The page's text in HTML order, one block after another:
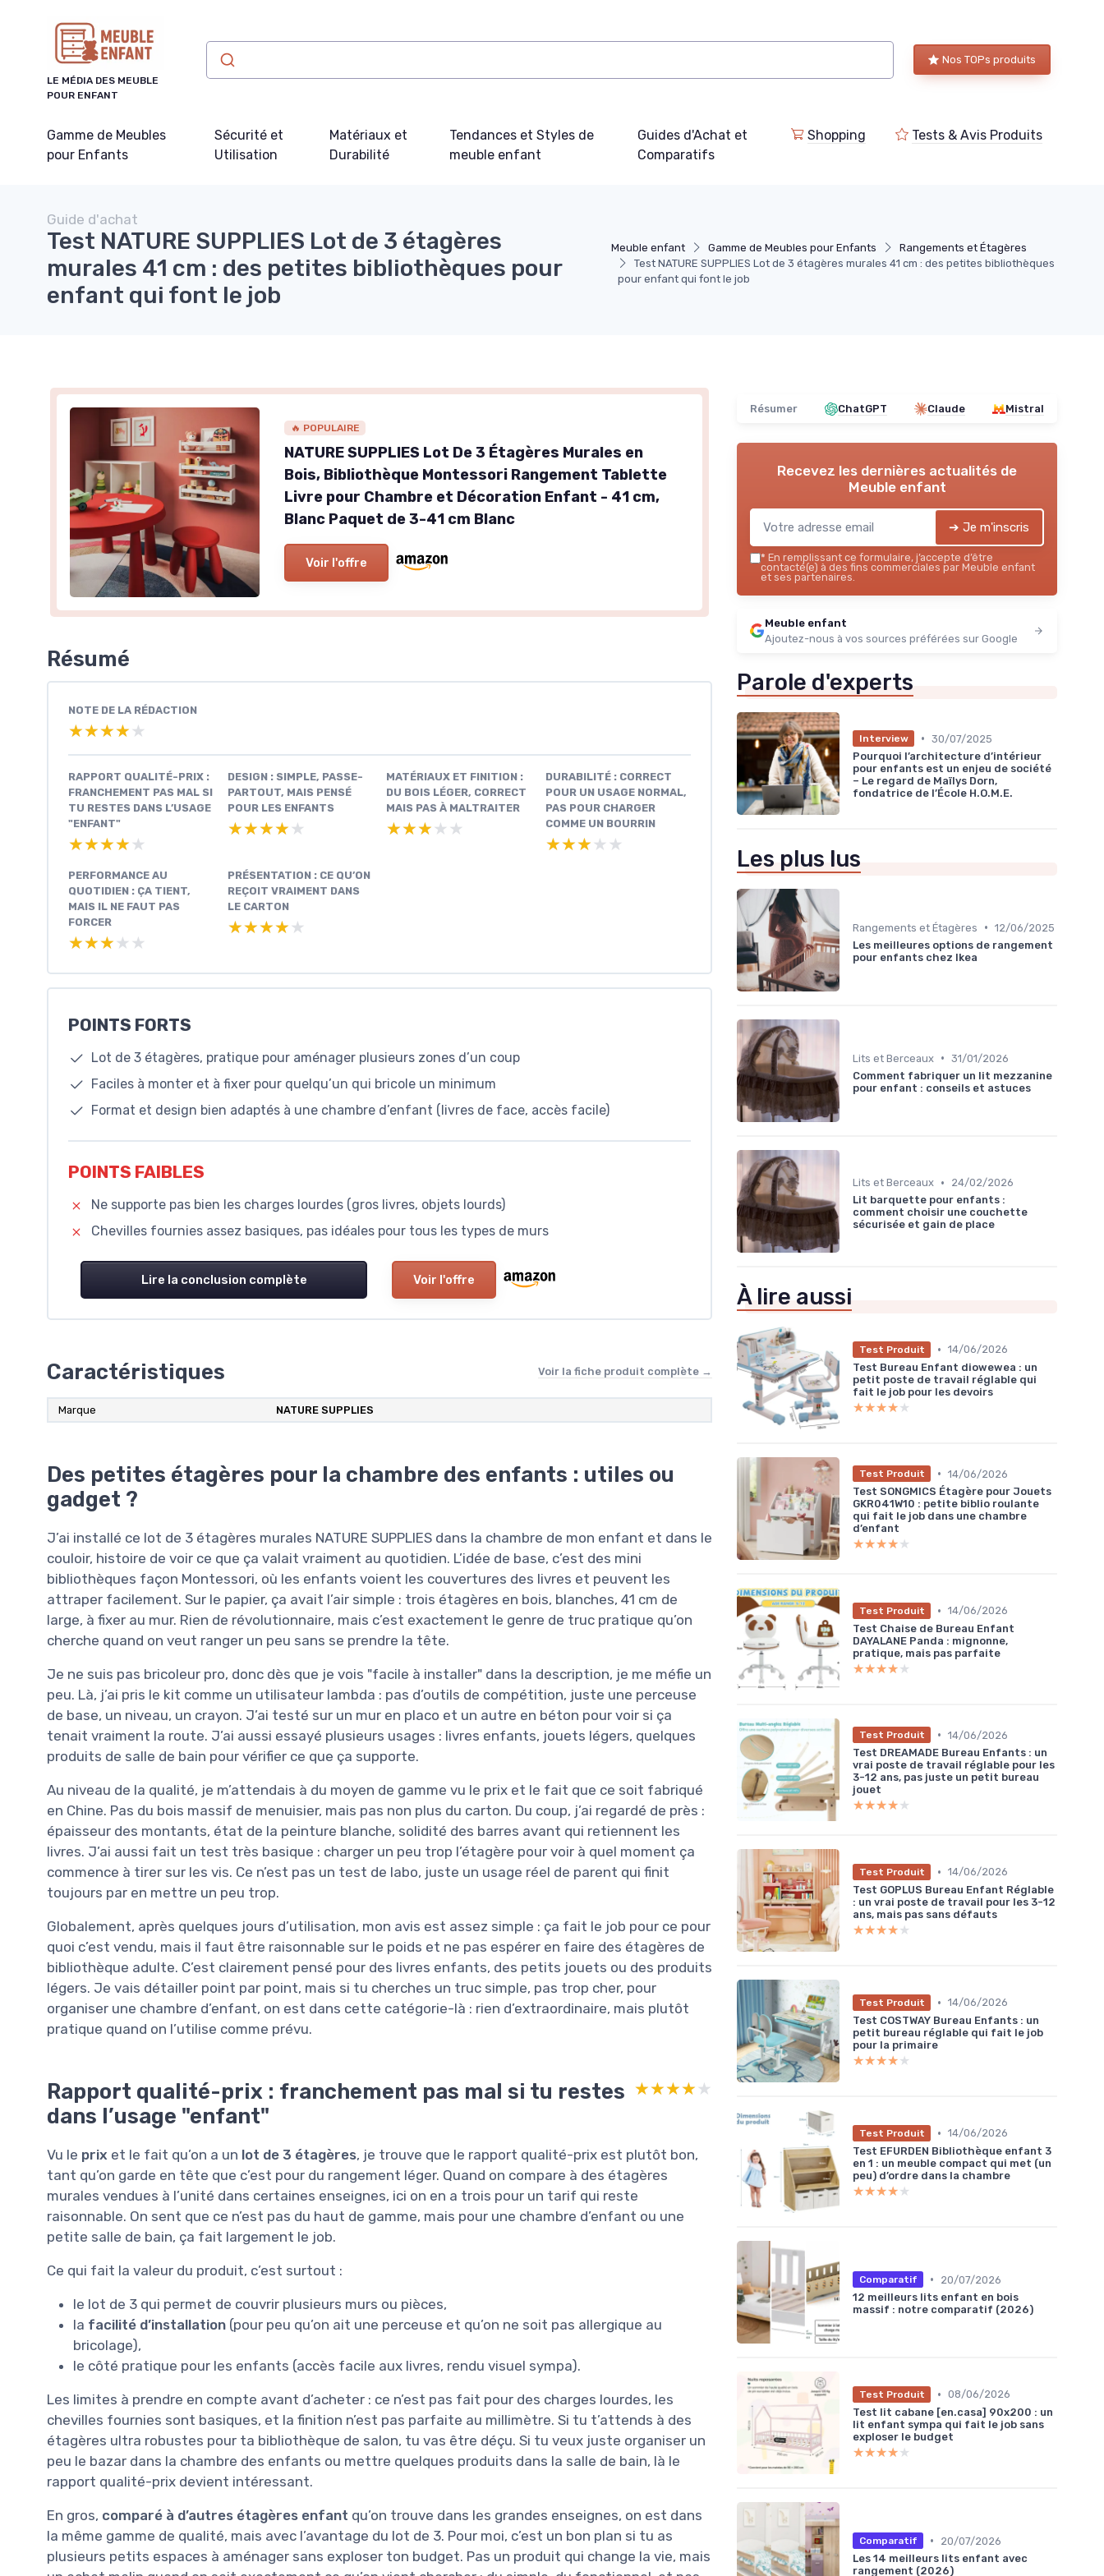
LE MÉDIA DES MEUBLE
POUR ENFANT
Nos TOPs produits
Gamme de Meubles
pour Enfants
Sécurité et
Utilisation
Matériaux et
Durabilité
Tendances et Styles de
meuble enfant
Guides d'Achat et
Comparatifs
Shopping Tests & Avis Produits
Meuble enfant Gamme de Meubles pour Enfants
Rangements et Étagères
Test NATURE SUPPLIES Lot de 3 étagères murales 41 cm : des petites bibliothèques
pour enfant qui font le job
Guide d'achat
Test NATURE SUPPLIES Lot de 3 étagères
murales 41 cm : des petites bibliothèques pour
enfant qui font le job
🔥 POPULAIRE
NATURE SUPPLIES Lot De 3 Étagères Murales en
Bois, Bibliothèque Montessori Rangement Tablette
Livre pour Chambre et Décoration Enfant - 41 cm,
Blanc Paquet de 3-41 cm Blanc
Voir l'offre
Résumé
NOTE DE LA RÉDACTION
★★★★★
★★★★★
RAPPORT QUALITÉ-PRIX :
FRANCHEMENT PAS MAL SI
TU RESTES DANS L’USAGE
"ENFANT"
★★★★★
★★★★★
DESIGN : SIMPLE, PASSE-
PARTOUT, MAIS PENSÉ
POUR LES ENFANTS
★★★★★
★★★★★
MATÉRIAUX ET FINITION :
DU BOIS LÉGER, CORRECT
MAIS PAS À MALTRAITER
★★★★★
★★★★★
DURABILITÉ : CORRECT
POUR UN USAGE NORMAL,
PAS POUR CHARGER
COMME UN BOURRIN
★★★★★
★★★★★
PERFORMANCE AU
QUOTIDIEN : ÇA TIENT,
MAIS IL NE FAUT PAS
FORCER
★★★★★
★★★★★
PRÉSENTATION : CE QU’ON
REÇOIT VRAIMENT DANS
LE CARTON
★★★★★
★★★★★
POINTS FORTS
Lot de 3 étagères, pratique pour aménager plusieurs zones d’un coup
Faciles à monter et à fixer pour quelqu’un qui bricole un minimum
Format et design bien adaptés à une chambre d’enfant (livres de face, accès facile)
POINTS FAIBLES
Ne supporte pas bien les charges lourdes (gros livres, objets lourds)
Chevilles fournies assez basiques, pas idéales pour tous les types de murs
Lire la conclusion complète Voir l'offre
Caractéristiques Voir la fiche produit complète →
Marque NATURE SUPPLIES
Des petites étagères pour la chambre des enfants : utiles ou
gadget ?
J’ai installé ce lot de 3 étagères murales NATURE SUPPLIES dans la chambre de mon enfant et dans le
couloir, histoire de voir ce que ça valait vraiment au quotidien. L’idée de base, c’est des mini
bibliothèques façon Montessori, où les enfants voient les couvertures des livres et peuvent les
attraper facilement. Sur le papier, ça avait l’air simple : trois étagères en bois, blanches, 41 cm de
large, à fixer au mur. Rien de révolutionnaire, mais c’est exactement le genre de truc pratique qu’on
cherche quand on veut ranger un peu sans se prendre la tête.
Je ne suis pas bricoleur pro, donc dès que je vois "facile à installer" dans la description, je me méfie un
peu. Là, j’ai pris le kit comme un utilisateur lambda : pas d’outils de compétition, juste une perceuse
de base, un niveau, un crayon. J’ai testé sur un mur en placo et un autre en béton pour voir si ça
tenait vraiment la route. J’ai aussi essayé plusieurs usages : livres enfants, jouets légers, quelques
produits de salle de bain pour vérifier ce que ça supporte.
Au niveau de la qualité, je m’attendais à du moyen de gamme vu le prix et le fait que ce soit fabriqué
en Chine. Pas du bois massif de menuisier, mais pas non plus du carton. Du coup, j’ai regardé de près :
épaisseur des montants, état de la peinture blanche, solidité des barres avant qui retiennent les
livres. J’ai aussi fait un test très basique : charger un peu trop l’étagère pour voir à quel moment ça
commence à tirer sur les vis. Ce n’est pas un test de labo, juste un usage réel de parent qui finit
toujours par en mettre un peu trop.
Globalement, après quelques jours d’utilisation, mon avis est assez simple : ça fait le job pour ce pour
quoi c’est vendu, mais il faut être raisonnable sur le poids et ne pas espérer en faire des étagères de
bibliothèque adulte. C’est clairement pensé pour des livres enfants, des petits jouets ou des produits
légers. Je vais détailler point par point, mais si tu cherches un truc simple, pas trop cher, pour
organiser une chambre d’enfant, on est dans cette catégorie-là : rien d’extraordinaire, mais plutôt
pratique quand on l’utilise comme prévu.
Rapport qualité-prix : franchement pas mal si tu restes
dans l’usage "enfant"
★★★★★
★★★★★
Vu le prix et le fait qu’on a un lot de 3 étagères, je trouve que le rapport qualité-prix est plutôt bon,
tant qu’on garde en tête que c’est pour du rangement léger. Quand on compare à des étagères
murales vendues à l’unité dans certaines enseignes, ici on en a trois pour un tarif qui reste
raisonnable. On sent que ce n’est pas du haut de gamme, mais pour une chambre d’enfant ou une
petite salle de bain, ça fait largement le job.
Ce qui fait la valeur du produit, c’est surtout :
le lot de 3 qui permet de couvrir plusieurs murs ou pièces,
la facilité d’installation (pour peu qu’on ait une perceuse et qu’on ne soit pas allergique au
bricolage),
le côté pratique pour les enfants (accès facile aux livres, rendu visuel sympa).
Les limites à prendre en compte avant d’acheter : ce n’est pas fait pour des charges lourdes, les
chevilles fournies sont basiques, et la finition n’est pas parfaite au millimètre. Si tu t’attends à des
étagères ultra robustes pour ta bibliothèque de salon, tu vas être déçu. Si tu veux juste organiser un
peu le bazar dans la chambre des enfants ou mettre quelques produits dans la salle de bain, là le
rapport qualité-prix devient intéressant.
En gros, comparé à d’autres étagères enfant qu’on trouve dans les grandes enseignes, on est dans
la même gamme de qualité, mais avec l’avantage du lot de 3. Pour moi, c’est un bon plan si tu as
plusieurs petits espaces à aménager sans exploser ton budget. Pas un produit qui change la vie, mais
Résumer ChatGPT Claude Mistral
Recevez les dernières actualités de
Meuble enfant
➔ Je m'inscris
* En remplissant ce formulaire, j’accepte d’être
contacté(e) à des fins commerciales par Meuble enfant
et ses partenaires.
Meuble enfant
Ajoutez-nous à vos sources préférées sur Google
Parole d'experts
Interview • 30/07/2025
Pourquoi l’architecture d’intérieur
pour enfants est un enjeu de société
– Le regard de Maïlys Dorn,
fondatrice de l’École H.O.M.E.
Les plus lus
Rangements et Étagères • 12/06/2025
Les meilleures options de rangement
pour enfants chez Ikea
Lits et Berceaux • 31/01/2026
Comment fabriquer un lit mezzanine
pour enfant : conseils et astuces
Lits et Berceaux •
24/02/2026
Lit barquette pour enfants :
comment choisir une couchette
sécurisée et gain de place
À lire aussi
Test Produit • 14/06/2026
Test Bureau Enfant diowewea : un
petit poste de travail réglable qui
fait le job pour les devoirs
★★★★★
★★★★★
Test Produit • 14/06/2026
Test SONGMICS Étagère pour Jouets
GKR041W10 : petite biblio roulante
qui fait le job dans une chambre
d’enfant
★★★★★
★★★★★
Test Produit • 14/06/2026
Test Chaise de Bureau Enfant
DAYALANE Panda : mignonne,
pratique, mais pas parfaite
★★★★★
★★★★★
Test Produit • 14/06/2026
Test DREAMADE Bureau Enfants : un
vrai poste de travail réglable pour les
3-12 ans, pas juste un petit bureau
jouet
★★★★★
★★★★★
Test Produit • 14/06/2026
Test GOPLUS Bureau Enfant Réglable
: un vrai poste de travail pour les 3-12
ans, mais pas sans défauts
★★★★★
★★★★★
Test Produit • 14/06/2026
Test COSTWAY Bureau Enfants : un
petit bureau réglable qui fait le job
pour la primaire
★★★★★
★★★★★
Test Produit • 14/06/2026
Test EFURDEN Bibliothèque enfant 3
en 1 : un meuble compact qui met (un
peu) d’ordre dans la chambre
★★★★★
★★★★★
Comparatif •
20/07/2026
12 meilleurs lits enfant en bois
massif : notre comparatif (2026)
Test Produit • 08/06/2026
Test lit cabane [en.casa] 90x200 : un
lit enfant sympa qui fait le job sans
exploser le budget
★★★★★
★★★★★
Comparatif •
20/07/2026
Les 14 meilleurs lits enfant avec
rangement (2026)